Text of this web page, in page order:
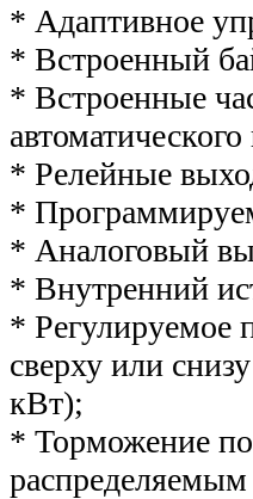
* Адаптивное
* Встроенный
* Встроенные
* Релейные
*
* Аналоговый
* Внутренний
* Регулируемое
сверху или
кВт);
* Торможение